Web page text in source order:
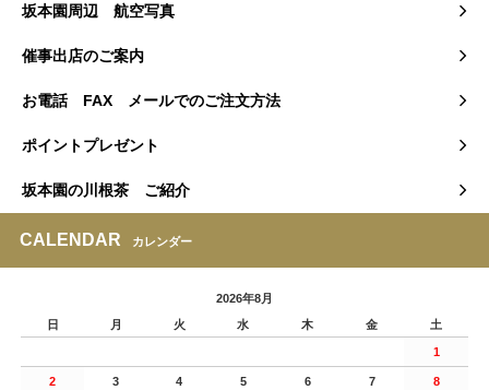
坂本園周辺 航空写真
催事出店のご案内
お電話 FAX メールでのご注文方法
ポイントプレゼント
坂本園の川根茶 ご紹介
CALENDAR カレンダー
2026年8月
日
月 火 水 木 金 土
1
2 3 4 5 6 7 8